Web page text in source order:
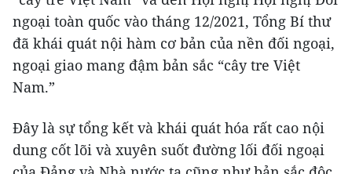
ngoại toàn quốc vào tháng 12/2021, Tổng Bí thư
đã khái quát nội hàm cơ bản của nền đối ngoại,
ngoại giao mang đậm bản sắc “cây tre Việt
Nam.”
Đây là sự tổng kết và khái quát hóa rất cao nội
dung cốt lõi và xuyên suốt đường lối đối ngoại